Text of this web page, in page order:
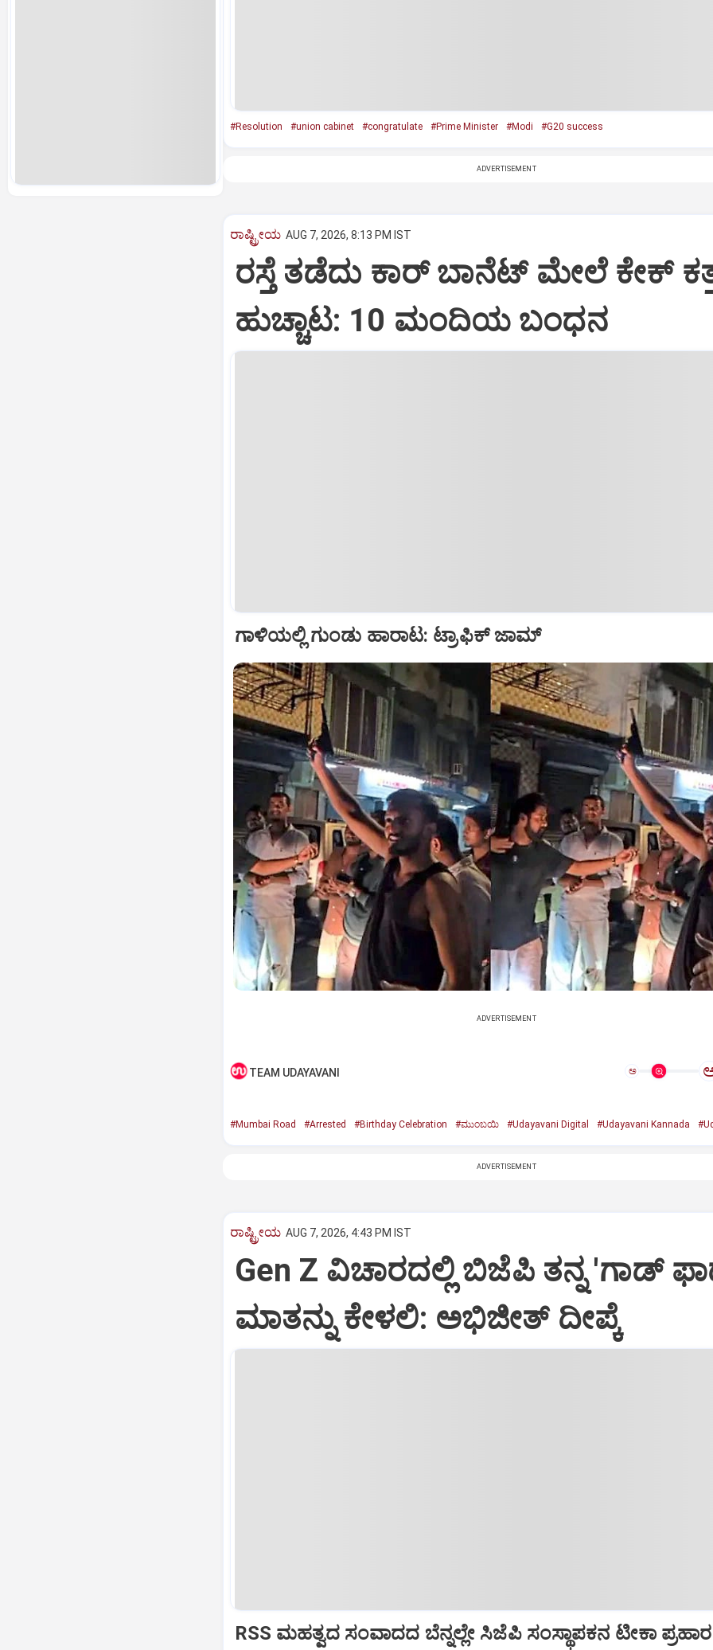
#Resolution #union cabinet #congratulate #Prime Minister #Modi #G20 success
ADVERTISEMENT
ರಾಷ್ಟ್ರೀಯ AUG 7, 2026, 8:13 PM IST
ರಸ್ತೆ ತಡೆದು ಕಾರ್ ಬಾನೆಟ್ ಮೇಲೆ ಕೇಕ್
ಹುಚ್ಚಾಟ: 10 ಮಂದಿಯ ಬಂಧನ
ಗಾಳಿಯಲ್ಲಿ ಗುಂಡು ಹಾರಾಟ: ಟ್ರಾಫಿಕ್‌ ಜಾಮ್
ADVERTISEMENT
TEAM UDAYAVANI ಅ
#Mumbai Road #Arrested #Birthday Celebration #ಮುಂಬಯಿ #Udayavani Digital #Udayavani Kannada
ADVERTISEMENT
ರಾಷ್ಟ್ರೀಯ AUG 7, 2026, 4:43 PM IST
Gen Z ವಿಚಾರದಲ್ಲಿ ಬಿಜೆಪಿ ತನ್ನ 'ಗಾಡ್
ಮಾತನ್ನು ಕೇಳಲಿ: ಅಭಿಜೀತ್ ದೀಪ್ಕೆ
RSS ಮಹತ್ವದ ಸಂವಾದದ ಬೆನ್ನಲ್ಲೇ ಸಿಜೆಪಿ ಸಂಸ್ಥಾಪಕನ ಟೀಕಾ ಪ್ರಹಾರ